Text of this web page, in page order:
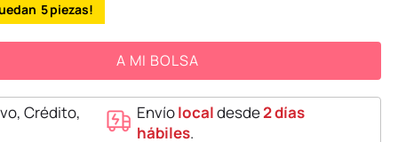
5
A MI BOLSA
Crédito,
Envíolocaldesde2 días
hábiles.